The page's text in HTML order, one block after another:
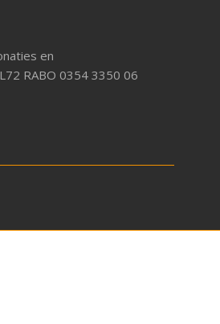
en
RABO 0354 3350 06